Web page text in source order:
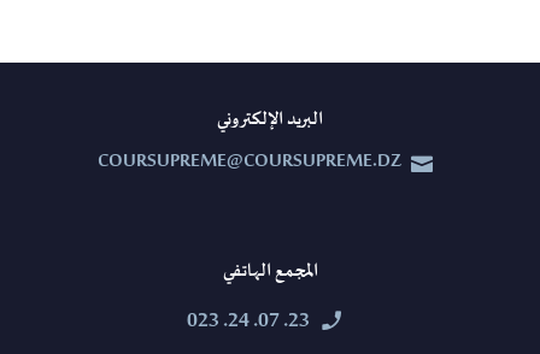
البريد الإلكتروني


COURSUPREME@COURSUPREME.DZ
المجمع الهاتفي


23. 07. 24. 023